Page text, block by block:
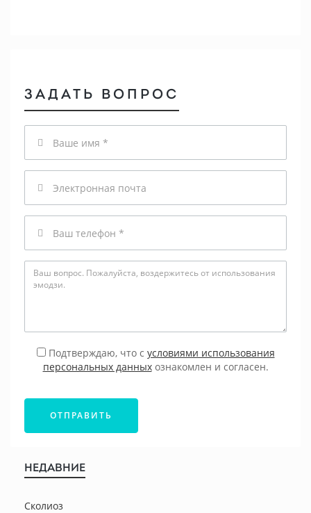
ЗАДАТЬ ВОПРОС
Подтверждаю, что с условиями использования
персональных данныхознакомлен и согласен.
ОТПРАВИТЬ
НЕДАВНИЕ
Сколиоз